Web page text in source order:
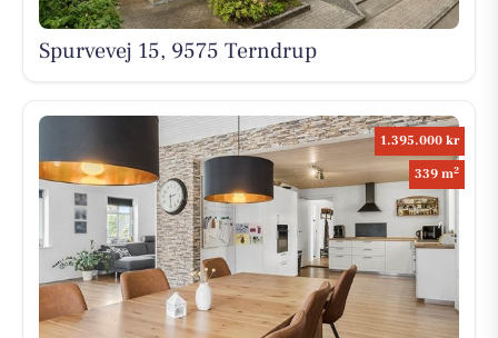
Spurvevej 15, 9575 Terndrup
1.395.000 kr
339 m2